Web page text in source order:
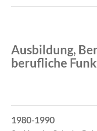
Ausbildung,
berufliche
Zeitraum
Tätigkeit
1980-1990